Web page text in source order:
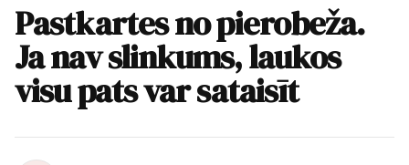
Pastkartes no pierobeža.
Ja nav slinkums, laukos
visu pats var sataisīt